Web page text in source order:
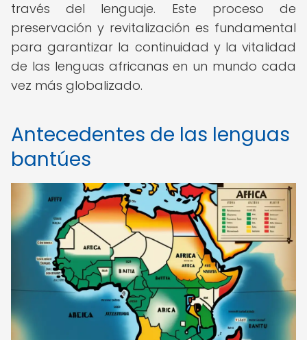
través del lenguaje. Este proceso de
preservación y revitalización es fundamental
para garantizar la continuidad y la vitalidad
de las lenguas africanas en un mundo cada
vez más globalizado.
Antecedentes de las lenguas
bantúes